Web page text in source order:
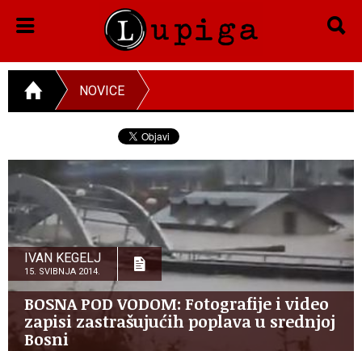
NOVICE
IVAN KEGELJ
15. SVIBNJA 2014.
BOSNA POD VODOM: Fotografije i video
zapisi zastrašujućih poplava u srednjoj
Bosni